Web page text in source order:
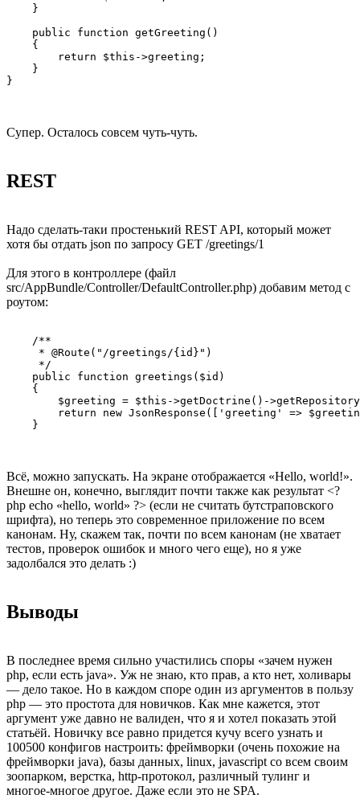
    }
    public function getGreeting()
    {
        return $this->greeting;
    }
Супер. Осталось совсем чуть-чуть.
REST
Надо сделать-таки простенький REST API, который может
хотя бы отдать json по запросу GET /greetings/1
Для этого в контроллере (файл
src/AppBundle/Controller/DefaultController.php) добавим метод с
роутом:
    /**
     * @Route("/greetings/{id}")
     */
    public function greetings($id)
    {
$greeting = $this->getDoctrine()-
return new JsonResponse(['greeting' =>
    }
Всё, можно запускать. На экране отображается «Hello, world!».
Внешне он, конечно, выглядит почти также как результат <?
php echo «hello, world» ?> (если не считать бутстраповского
шрифта), но теперь это современное приложение по всем
канонам. Ну, скажем так, почти по всем канонам (не хватает
тестов, проверок ошибок и много чего еще), но я уже
задолбался это делать :)
Выводы
В последнее время сильно участились споры «зачем нужен
php, если есть java». Уж не знаю, кто прав, а кто нет, холивары
— дело такое. Но в каждом споре один из аргументов в пользу
php — это простота для новичков. Как мне кажется, этот
аргумент уже давно не валиден, что я и хотел показать этой
статьёй. Новичку все равно придется кучу всего узнать и
100500 конфигов настроить: фреймворки (очень похожие на
фреймворки java), базы данных, linux, javascript со всем своим
зоопарком, верстка, http-протокол, различный тулинг и
многое-многое другое. Даже если это не SPA.